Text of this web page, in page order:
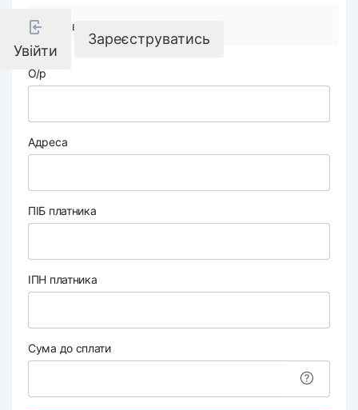
Увійти
Зареєструватись
Реквізити компанії
О/р
Адреса
ПІБ платника
ІПН платника
Сума до сплати